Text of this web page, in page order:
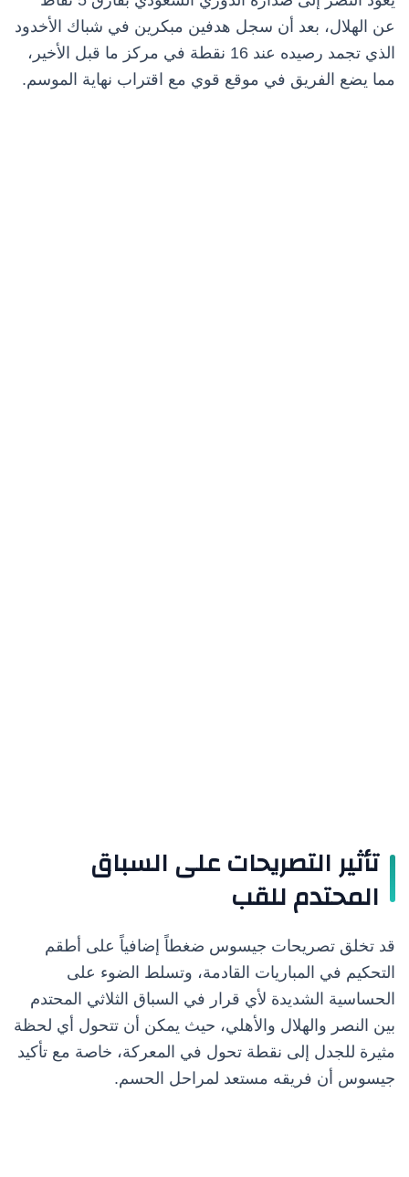
عن الهلال، بعد أن سجل هدفين مبكرين في شباك الأخدود
الذي تجمد رصيده عند 16 نقطة في مركز ما قبل الأخير،
مما يضع الفريق في موقع قوي مع اقتراب نهاية الموسم.
تأثير التصريحات على السباق
المحتدم للقب
قد تخلق تصريحات جيسوس ضغطاً إضافياً على أطقم
التحكيم في المباريات القادمة، وتسلط الضوء على
الحساسية الشديدة لأي قرار في السباق الثلاثي المحتدم
بين النصر والهلال والأهلي، حيث يمكن أن تتحول أي لحظة
مثيرة للجدل إلى نقطة تحول في المعركة، خاصة مع تأكيد
جيسوس أن فريقه مستعد لمراحل الحسم.